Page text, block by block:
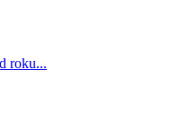
roku...